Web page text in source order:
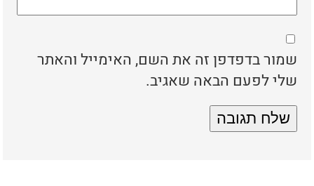
שמור בדפדפן זה את השם, האימייל והאתר
שלי לפעם הבאה שאגיב.